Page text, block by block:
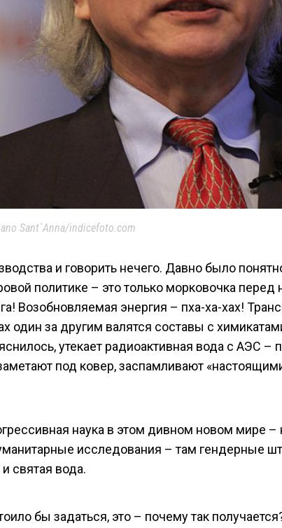
Sant`Anna/indicefoto.com
и говорить нечего. Давно было
политике – это только морковочка перед
Возобновляемая энергия – пха-ха-хах!
один за другим валятся составы с
утекает радиоактивная вода с АЭС –
под ковер, заспамливают
наука в этом дивном новом мире
исследования – там гендерные
святая вода.
бы задаться, это – почему так